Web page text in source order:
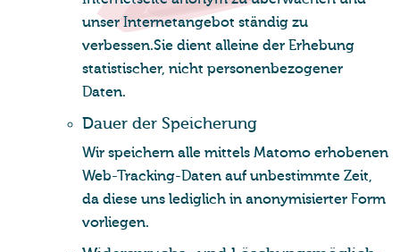
unser Internetangebot ständig zu
verbessen.Sie dient alleine der Erhebung
statistischer, nicht personenbezogener
Daten.
Dauer der Spei­che­rung
Wir speichern alle mittels Matomo erhobenen
Web-Tracking-Daten auf unbestimmte Zeit,
da diese uns lediglich in anonymisierter Form
vorliegen.